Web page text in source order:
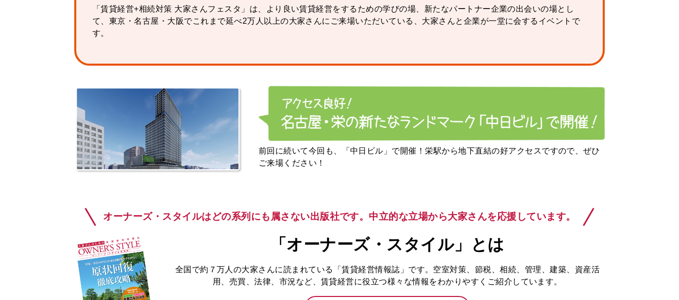
「賃貸経営+相続対策 大家さんフェスタ」は、より良い賃貸経営をするための学びの場、新たなパートナー企業の出会いの場とし
て、東京・名古屋・大阪でこれまで延べ2万人以上の大家さんにご来場いただいている、大家さんと企業が一堂に会するイベントで
す。
前回に続いて今回も、「中日ビル」で開催！栄駅から地下直結の好アクセスですので、ぜひ
ご来場ください！
オーナーズ・スタイルはどの系列にも属さない出版社です。 中立的な立場から大家さんを応援しています。
「オーナーズ・スタイル」とは
全国で約７万人の大家さんに読まれている「賃貸経営情報誌」です。空室対策、節税、相続、管理、建築、資産活
用、売買、法律、市況など、賃貸経営に役立つ様々な情報をわかりやすくご紹介しています。